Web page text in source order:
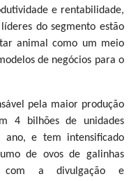
e rentabilidade,
do segmento estão
animal como um meio
de negócios para o
pela maior produção
4 bilhões de unidades
ano, e tem intensificado
de ovos de galinhas
com a divulgação e